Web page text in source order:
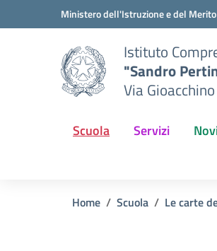
Vai ai contenuti
Vai al menu di navigazioneMinistero dell'Istruzione e del Merito
Istituto
"Sandro
Via
Scuola Servizi
Home Scuola Le carte